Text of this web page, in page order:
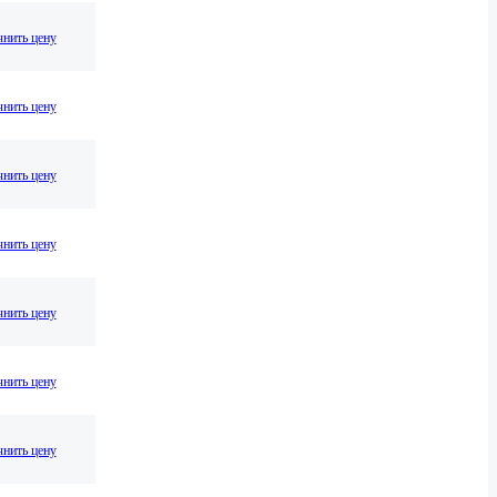
цену
цену
цену
цену
цену
цену
цену